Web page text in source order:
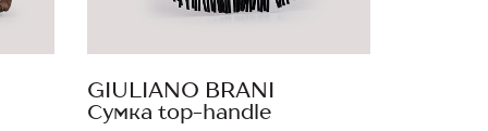
GIULIANO BRANI
Сумка top-handle